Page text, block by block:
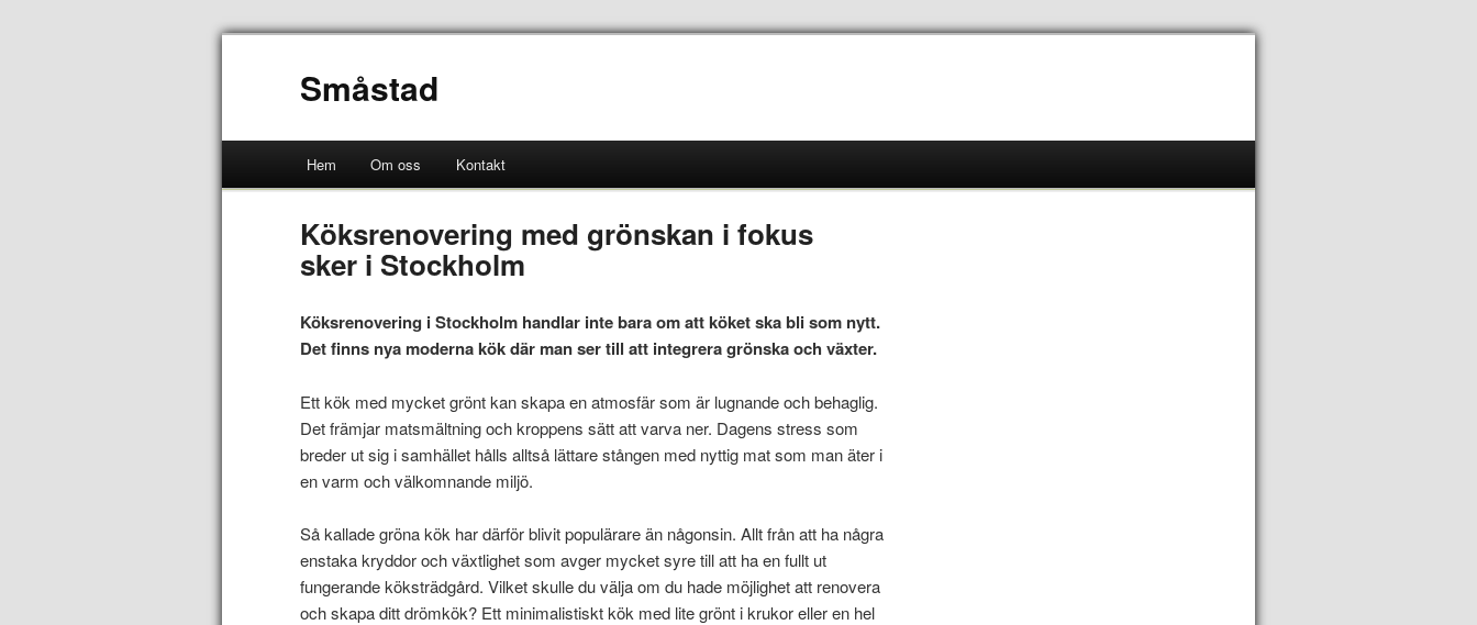
Småstad
Hem Om oss Kontakt
Köksrenovering med grönskan i fokus
sker i Stockholm
Köksrenovering i Stockholm handlar inte bara om att köket ska bli som nytt.
Det finns nya moderna kök där man ser till att integrera grönska och växter.
Ett kök med mycket grönt kan skapa en atmosfär som är lugnande och behaglig.
Det främjar matsmältning och kroppens sätt att varva ner. Dagens stress som
breder ut sig i samhället hålls alltså lättare stången med nyttig mat som man äter i
en varm och välkomnande miljö.
Så kallade gröna kök har därför blivit populärare än någonsin. Allt från att ha några
enstaka kryddor och växtlighet som avger mycket syre till att ha en fullt ut
fungerande köksträdgård. Vilket skulle du välja om du hade möjlighet att renovera
och skapa ditt drömkök? Ett minimalistiskt kök med lite grönt i krukor eller en hel